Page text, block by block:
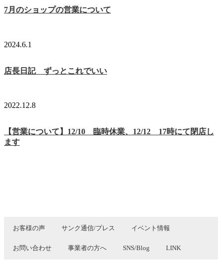
7月のショップの営業について
2024.6.1
店長日記 ずっとこれでいい
2022.12.8
【営業について】12/10 臨時休業、12/12 17時にて閉店し
ます
お客様の声 サンク通信/プレス イベント情報
お問い合わせ 事業者の方へ SNS/Blog
LINK